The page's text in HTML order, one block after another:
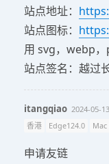
站点地址：
站点图标：
用 svg，webp，
站点签名：越过
itangqiao 2024-05-13
香港
Edge124.0 Mac
申请友链